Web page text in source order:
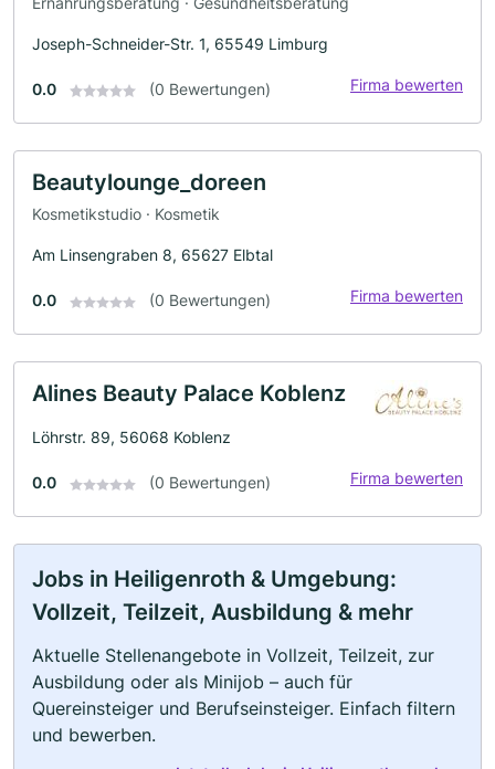
Joseph-Schneider-Str. 1, 65549 Limburg
0.0 (0 Bewertungen) Firma bewerten
Beautylounge_doreen
Kosmetikstudio · Kosmetik
Am Linsengraben 8, 65627 Elbtal
0.0 (0 Bewertungen) Firma bewerten
Alines Beauty Palace Koblenz
Löhrstr. 89, 56068 Koblenz
0.0 (0 Bewertungen) Firma bewerten
Jobs in Heiligenroth & Umgebung:
Vollzeit, Teilzeit, Ausbildung & mehr
Aktuelle Stellenangebote in Vollzeit, Teilzeit, zur
Ausbildung oder als Minijob – auch für
Quereinsteiger und Berufseinsteiger. Einfach filtern
und bewerben.